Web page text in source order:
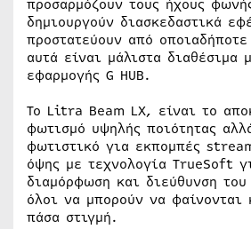
προσαρμόζουν τους ήχους
δημιουργούν διασκεδαστικά
προστατεύουν από
αυτά είναι μάλιστα διαθέσιμα
εφαρμογής G HUB.
Το Litra Beam LX, είναι το
φωτισμό υψηλής ποιότητας
φωτιστικό για εκπομπές
όψης με τεχνολογία TrueSoft
διαμόρφωση και διεύθυνση
όλοι να μπορούν να φαίνονται
πάσα στιγμή.